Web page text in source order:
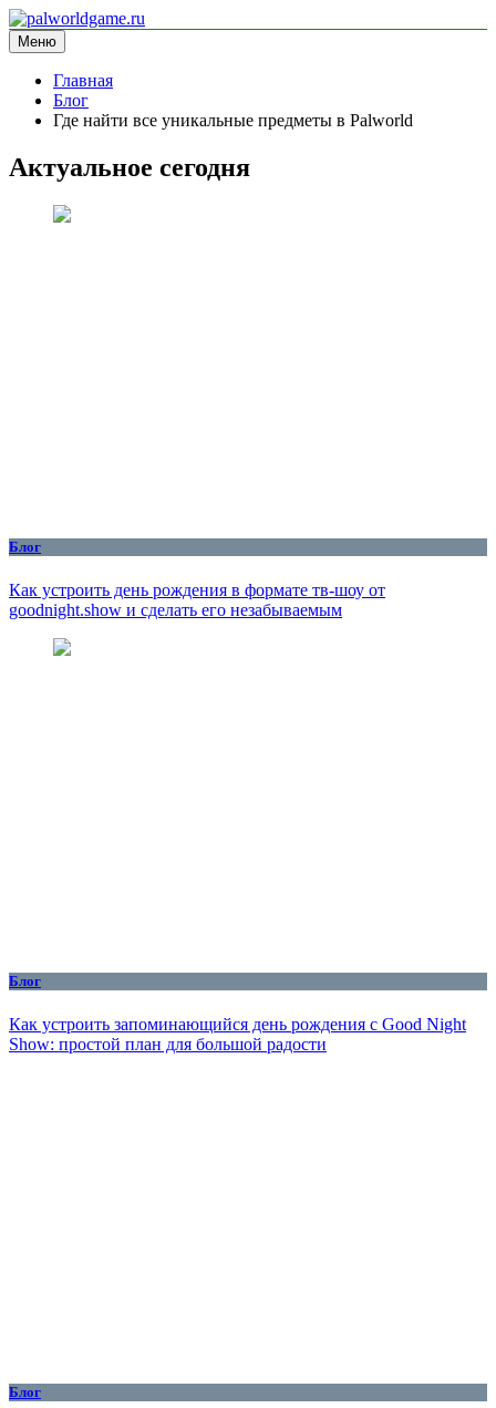
Перейти
к
содержимому
palworldgame.ru
информационный сайт
Меню
Главная
Блог
Где найти все уникальные предметы в Palworld
Актуальное сегодня
Блог
Как устроить день рождения в формате тв-шоу от
goodnight.show и сделать его незабываемым
Блог
Как устроить запоминающийся день рождения с Good Night
Show: простой план для большой радости
Блог